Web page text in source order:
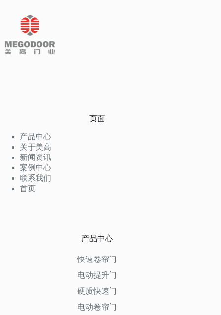
页面
产品中心
关于美高
新闻资讯
案例中心
联系我们
首页
产品中心
快速卷帘门
电动提升门
硬质快速门
电动卷帘门